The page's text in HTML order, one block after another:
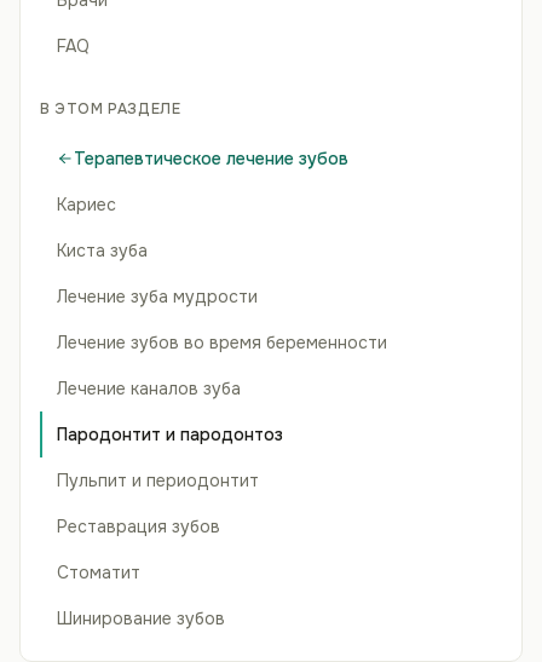
FAQ
В ЭТОМ РАЗДЕЛЕ
Терапевтическое лечение зубов
Кариес
Киста зуба
Лечение зуба мудрости
Лечение зубов во время беременности
Лечение каналов зуба
Пародонтит и пародонтоз
Пульпит и периодонтит
Реставрация зубов
Стоматит
Шинирование зубов